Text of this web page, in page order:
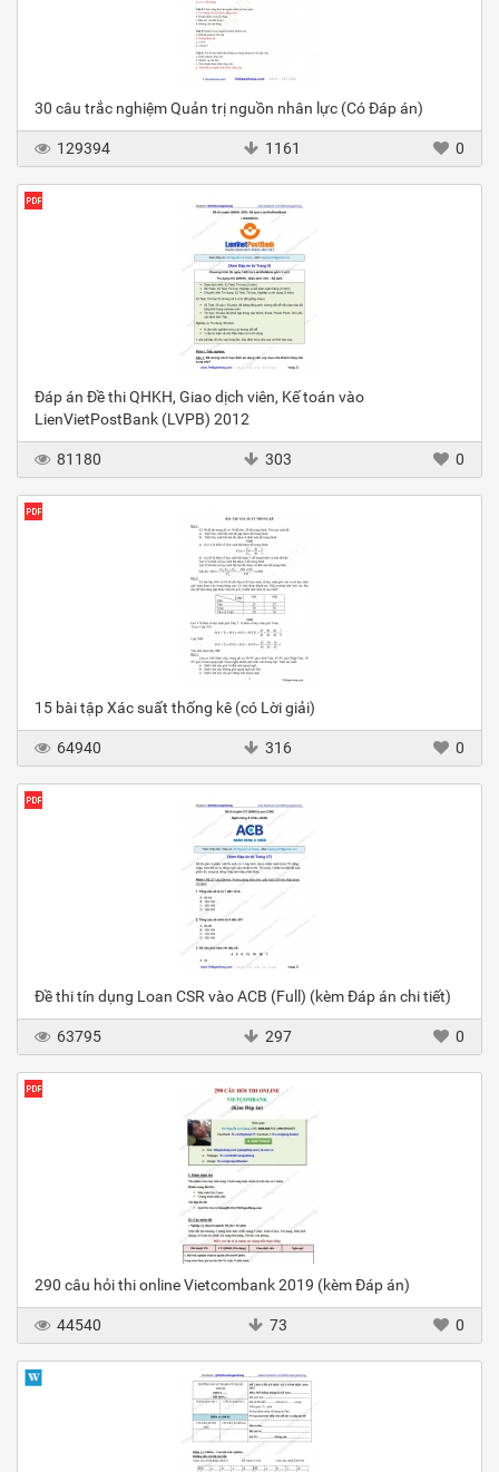
30 câu trắc nghiệm Quản trị nguồn nhân lực (Có Đáp án)
129394 1161 0
Đáp án Đề thi QHKH, Giao dịch viên, Kế toán vào
LienVietPostBank (LVPB) 2012
81180 303 0
15 bài tập Xác suất thống kê (có Lời giải)
64940 316 0
Đề thi tín dụng Loan CSR vào ACB (Full) (kèm Đáp án chi tiết)
63795 297 0
290 câu hỏi thi online Vietcombank 2019 (kèm Đáp án)
44540 73 0